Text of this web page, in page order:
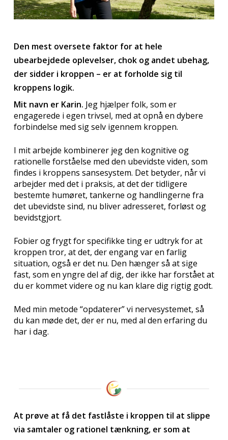
Den mest oversete faktor for at hele
ubearbejdede oplevelser, chok og andet ubehag,
der sidder i kroppen – er at forholde sig til
kroppens logik.
Mit navn er Karin. Jeg hjælper folk, som er
engagerede i egen trivsel, med at opnå en dybere
forbindelse med sig selv igennem kroppen.
I mit arbejde kombinerer jeg den kognitive og
rationelle forståelse med den ubevidste viden, som
findes i kroppens sansesystem. Det betyder, når vi
arbejder med det i praksis, at det der tidligere
bestemte humøret, tankerne og handlingerne fra
det ubevidste sind, nu bliver adresseret, forløst og
bevidstgjort.
Fobier og frygt for specifikke ting er udtryk for at
kroppen tror, at det, der engang var en farlig
situation, også er det nu. Den hænger så at sige
fast, som en yngre del af dig, der ikke har forstået at
du er kommet videre og nu kan klare dig rigtig godt.
Med min metode “opdaterer” vi nervesystemet, så
du kan møde det, der er nu, med al den erfaring du
har i dag.
At prøve at få det fastlåste i kroppen til at slippe
via samtaler og rationel tænkning, er som at